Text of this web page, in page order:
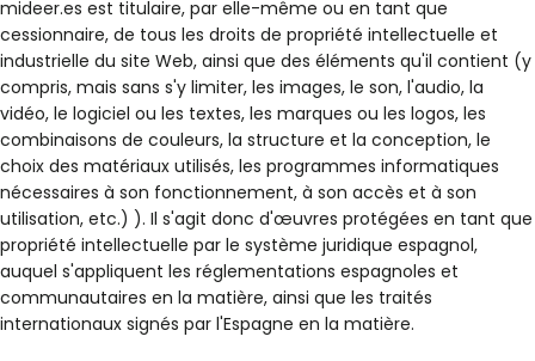
mideer.es est titulaire, par elle-même ou en tant que
cessionnaire, de tous les droits de propriété intellectuelle et
industrielle du site Web, ainsi que des éléments qu'il contient (y
compris, mais sans s'y limiter, les images, le son, l'audio, la
vidéo, le logiciel ou les textes, les marques ou les logos, les
combinaisons de couleurs, la structure et la conception, le
choix des matériaux utilisés, les programmes informatiques
nécessaires à son fonctionnement, à son accès et à son
utilisation, etc.) ). Il s'agit donc d'œuvres protégées en tant que
propriété intellectuelle par le système juridique espagnol,
auquel s'appliquent les réglementations espagnoles et
communautaires en la matière, ainsi que les traités
internationaux signés par l'Espagne en la matière.